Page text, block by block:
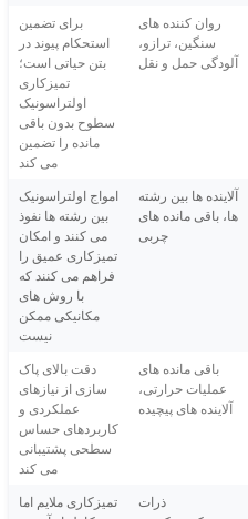
روان کننده های
سنگین، ترازو،
آلودگی حمل و نقل
برای تضمین
استحکام پیوند در
بتن حیاتی است؛
تمیزکاری
اولتراسونیک
سطوح بدون باقی
مانده را تضمین
می کند
آلاینده ها بین رشته
ها، باقی مانده های
چربی
امواج اولتراسونیک
بین رشته ها نفوذ
می کنند و امکان
تمیزکاری عمیق را
فراهم می کنند که
با روش های
مکانیکی ممکن
نیست
باقی مانده های
عملیات حرارتی،
آلاینده های پیچیده
دقت بالای پاک
سازی از نیازهای
عملکردی و
کاربردهای حساس
سطحی پشتیبانی
می کند
ذرات
تمیزکاری ملایم اما